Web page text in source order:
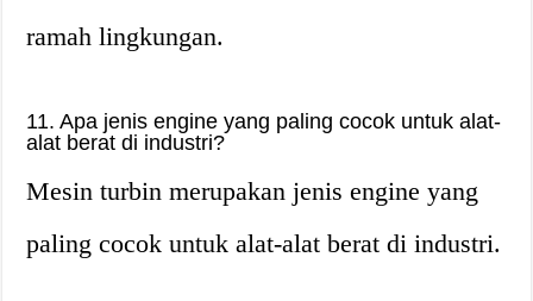
ramah lingkungan.
11. Apa jenis engine yang paling cocok untuk alat-
alat berat di industri?
Mesin turbin merupakan jenis engine yang
paling cocok untuk alat-alat berat di industri.